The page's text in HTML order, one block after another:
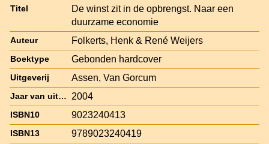
Titel
De winst zit in de opbrengst. Naar een
duurzame economie
Auteur Folkerts, Henk & René Weijers
Boektype Gebonden hardcover
Uitgeverij Assen, Van Gorcum
Jaar van uitgave 2004
ISBN10 9023240413
ISBN13 9789023240419